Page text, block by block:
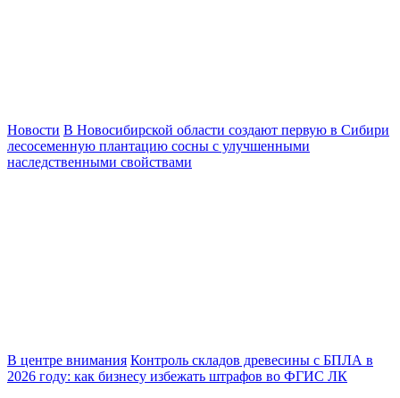
Новости В Новосибирской области создают первую в Сибири
лесосеменную плантацию сосны с улучшенными
наследственными свойствами
В центре внимания Контроль складов древесины с БПЛА в
2026 году: как бизнесу избежать штрафов во ФГИС ЛК